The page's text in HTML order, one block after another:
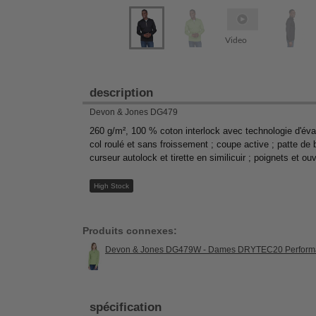
Video
description
Devon & Jones DG479
260 g/m², 100 % coton interlock avec technologie
col roulé et sans froissement ; coupe active ; patte de
curseur autolock et tirette en similicuir ; poignets et
High Stock
Produits connexes:
Devon & Jones DG479W - Dames DRYTEC20
spécification